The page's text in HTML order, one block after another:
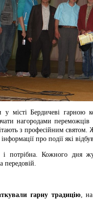
у місті Бердичеві
нагородами
з професійним
про події які
і потрібна. Кожного дня
передовій.
гарну традицію, на